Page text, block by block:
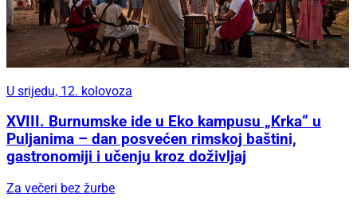
U srijedu, 12. kolovoza
XVIII. Burnumske ide u Eko kampusu „Krka“ u
Puljanima – dan posvećen rimskoj baštini,
gastronomiji i učenju kroz doživljaj
Za večeri bez žurbe